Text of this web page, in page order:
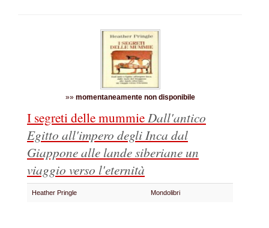
»» momentaneamente non disponibile
I segreti delle mummieDall'antico
Egitto all'impero degli Inca dal
Giappone alle lande siberiane un
viaggio verso l'eternità
Heather Pringle Mondolibri